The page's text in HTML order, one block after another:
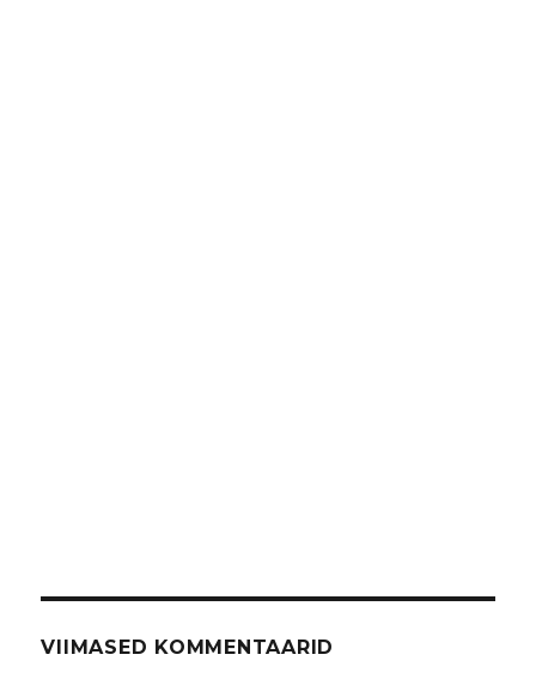
VIIMASED KOMMENTAARID